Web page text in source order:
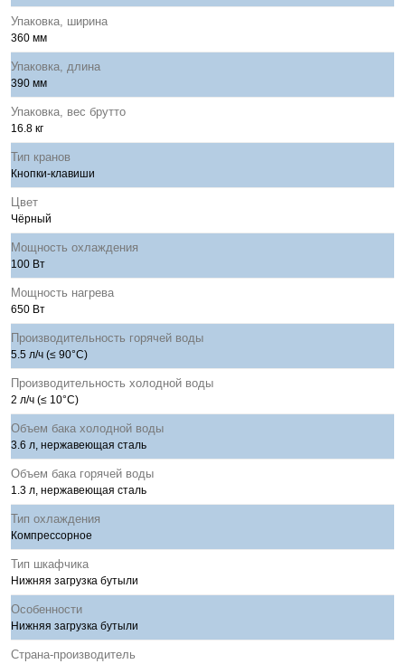
Упаковка, ширина
360 мм
Упаковка, длина
390 мм
Упаковка, вес брутто
16.8 кг
Тип кранов
Кнопки-клавиши
Цвет
Чёрный
Мощность охлаждения
100 Вт
Мощность нагрева
650 Вт
Производительность горячей воды
5.5 л/ч (≤ 90°C)
Производительность холодной воды
2 л/ч (≤ 10°C)
Объем бака холодной воды
3.6 л, нержавеющая сталь
Объем бака горячей воды
1.3 л, нержавеющая сталь
Тип охлаждения
Компрессорное
Тип шкафчика
Нижняя загрузка бутыли
Особенности
Нижняя загрузка бутыли
Страна-производитель